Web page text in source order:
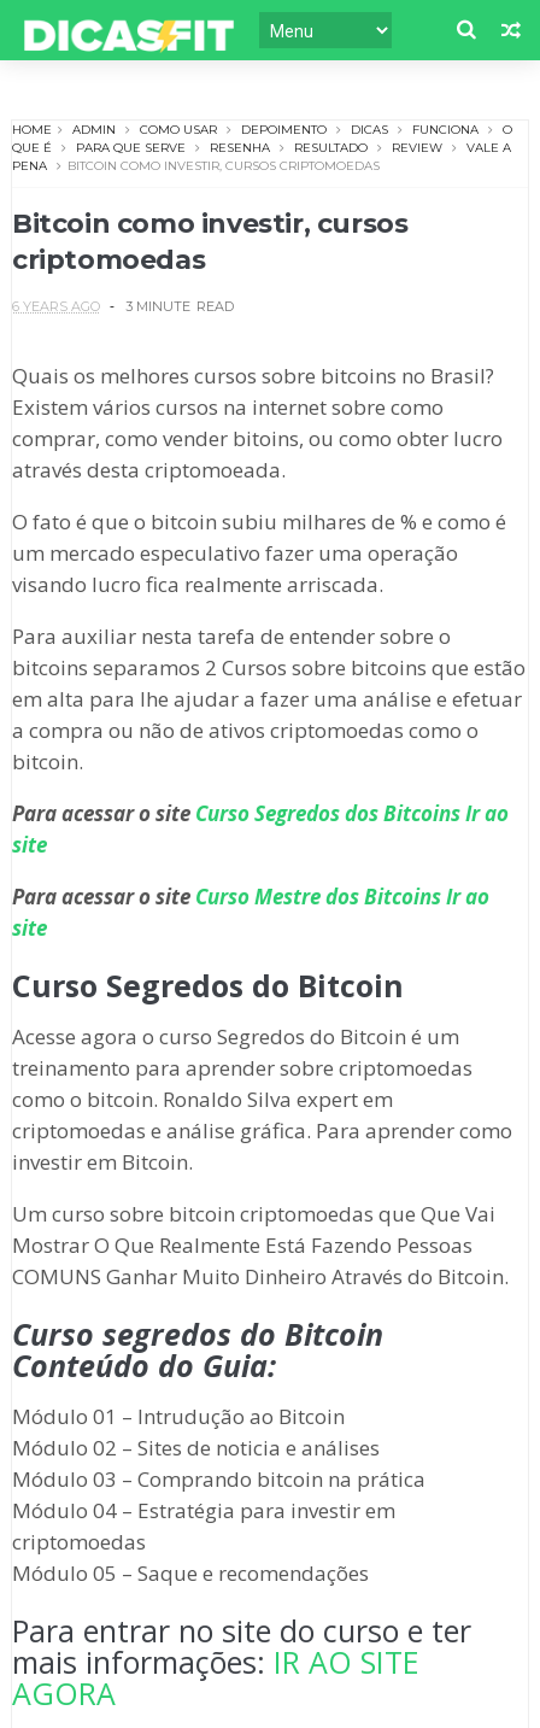
HOME ADMIN COMO USAR DEPOIMENTO DICAS FUNCIONA
O
QUE É
PARA QUE SERVE RESENHA RESULTADO REVIEW
VALE A
PENA
BITCOIN COMO INVESTIR, CURSOS CRIPTOMOEDAS
Bitcoin como investir, cursos
criptomoedas
6 YEARS AGO 3 MINUTE READ
Quais os melhores cursos sobre bitcoins no Brasil?
Existem vários cursos na internet sobre como
comprar, como vender bitoins, ou como obter lucro
através desta criptomoeada.
O fato é que o bitcoin subiu milhares de % e como é
um mercado especulativo fazer uma operação
visando lucro fica realmente arriscada.
Para auxiliar nesta tarefa de entender sobre o
bitcoins separamos 2 Cursos sobre bitcoins que estão
em alta para lhe ajudar a fazer uma análise e efetuar
a compra ou não de ativos criptomoedas como o
bitcoin.
Para acessar o site Curso Segredos dos Bitcoins Ir ao
site
Para acessar o site Curso Mestre dos Bitcoins Ir ao
site
Curso Segredos do Bitcoin
Acesse agora o curso Segredos do Bitcoin é um
treinamento para aprender sobre criptomoedas
como o bitcoin. Ronaldo Silva expert em
criptomoedas e análise gráfica. Para aprender como
investir em Bitcoin.
Um curso sobre bitcoin criptomoedas que Que Vai
Mostrar O Que Realmente Está Fazendo Pessoas
COMUNS Ganhar Muito Dinheiro Através do Bitcoin.
Curso segredos do Bitcoin
Conteúdo do Guia:
Módulo 01 – Intrudução ao Bitcoin
Módulo 02 – Sites de noticia e análises
Módulo 03 – Comprando bitcoin na prática
Módulo 04 – Estratégia para investir em
criptomoedas
Módulo 05 – Saque e recomendações
Para entrar no site do curso e ter
mais informações: IR AO SITE
AGORA